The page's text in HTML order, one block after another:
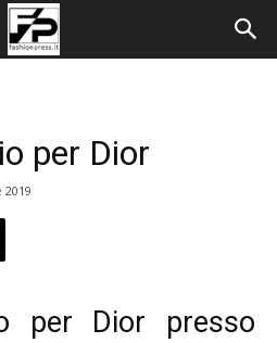
per Dior
2019
per Dior presso